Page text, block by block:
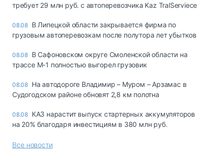
требует 29 млн руб. с автоперевозчика Kaz TralServiece
08.08 В Липецкой области закрывается фирма по
грузовым автоперевозкам после полутора лет убытков
08.08 В Сафоновском округе Смоленской области на
трассе М-1 полностью выгорел грузовик
08.08 На автодороге Владимир – Муром – Арзамас в
Судогодском районе обновят 2,8 км полотна
08.08 КАЗ нарастит выпуск стартерных аккумуляторов
на 20% благодаря инвестициям в 380 млн руб.
Все новости